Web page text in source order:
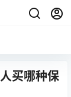
买哪种保